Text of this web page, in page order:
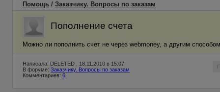
Помощь / Заказчику. Вопросы по заказам
Пополнение счета
Можно ли пополнить счет не через webmoney, а другим
Написала: DELETED , 18.11.2010 в 15:07
В форуме: Заказчику. Вопросы по заказам
Комментариев: 6